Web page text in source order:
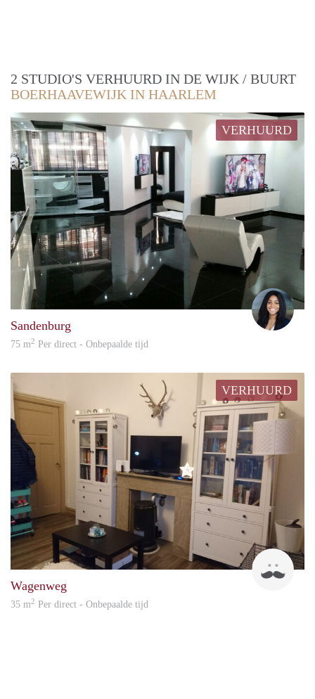
2 STUDIO'S VERHUURD IN DE WIJK / BUURT
BOERHAAVEWIJK IN HAARLEM
VERHUURD
Sandenburg
75 m2 Per direct - Onbepaalde tijd
VERHUURD
A.
Wagenweg
35 m2 Per direct - Onbepaalde tijd